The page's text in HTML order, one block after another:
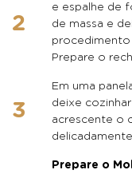
e espalhe de
de massa e
procedimento
Prepare o
Em uma
deixe
acrescente o
Prepare o